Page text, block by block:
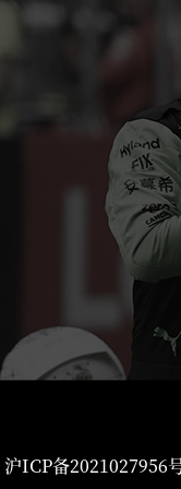
沪ICP备2021027956